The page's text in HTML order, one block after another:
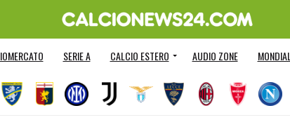
SERIE A CALCIO ESTERO AUDIO ZONE